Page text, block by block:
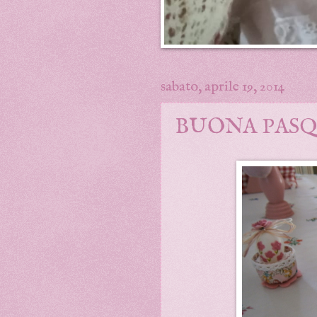
sabato, aprile 19, 2014
BUONA